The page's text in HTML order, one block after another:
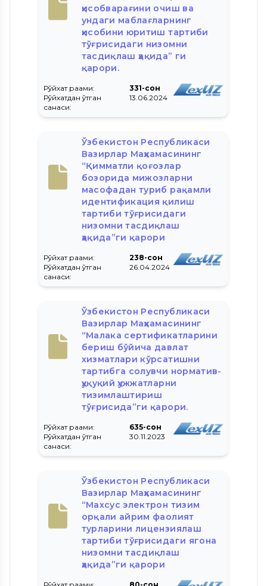
ҳисобварағини очиш ва
ундаги маблағларнинг
ҳисобини юритиш тартиби
тўғрисидаги низомни
тасдиқлаш ҳақида” ги
қарори.
Рўйхат рақами:
331-сон
Рўйхатдан ўтган
санаси:
13.06.2024
Ўзбекистон Республикаси
Вазирлар Маҳкамасининг
“Қимматли қоғозлар
бозорида мижозларни
масофадан туриб рақамли
идентификация қилиш
тартиби тўғрисидаги
низомни тасдиқлаш
ҳақида”ги қарори
Рўйхат рақами:
238-сон
Рўйхатдан ўтган
санаси:
26.04.2024
Ўзбекистон Республикаси
Вазирлар Маҳкамасининг
“Малака сертификатларини
бериш бўйича давлат
хизматлари кўрсатишни
тартибга солувчи норматив-
ҳуқуқий ҳужжатларни
тизимлаштириш
тўғрисида”ги қарори.
Рўйхат рақами:
635-сон
Рўйхатдан ўтган
санаси:
30.11.2023
Ўзбекистон Республикаси
Вазирлар Маҳкамасининг
“Махсус электрон тизим
орқали айрим фаолият
турларини лицензиялаш
тартиби тўғрисидаги ягона
низомни тасдиқлаш
ҳақида”ги қарори